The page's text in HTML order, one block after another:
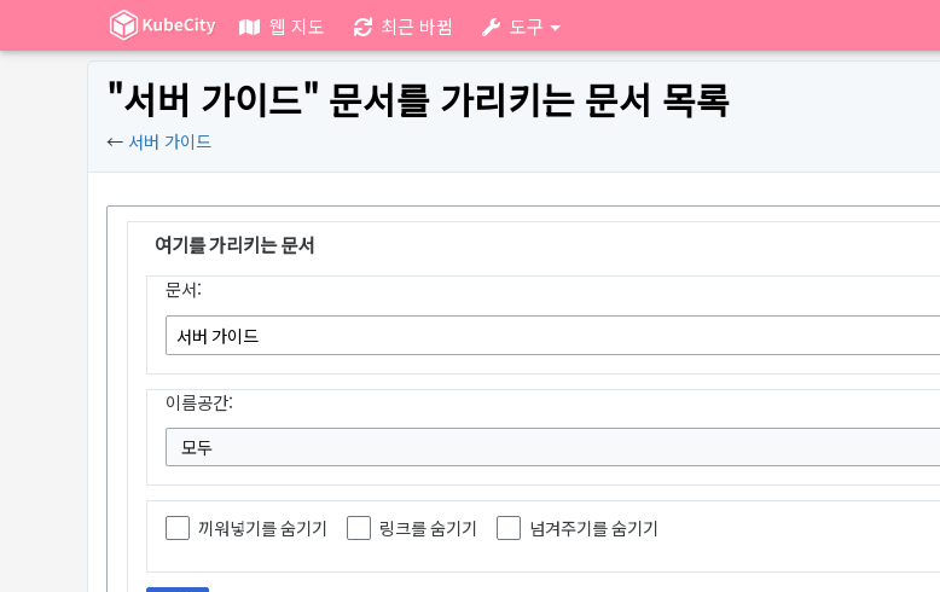
웹 지도 최근 바뀜 도구
"서버 가이드" 문서를 가리키는 문서 목록
← 서버 가이드
여기를 가리키는 문서
문서:
이름공간:
모두
끼워넣기를 숨기기 링크를 숨기기 넘겨주기를 숨기기